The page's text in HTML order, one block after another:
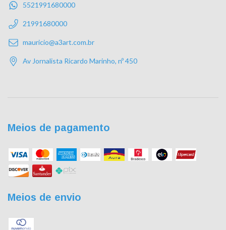
5521991680000
21991680000
mauricio@a3art.com.br
Av Jornalista Ricardo Marinho, nº 450
Meios de pagamento
Meios de envio